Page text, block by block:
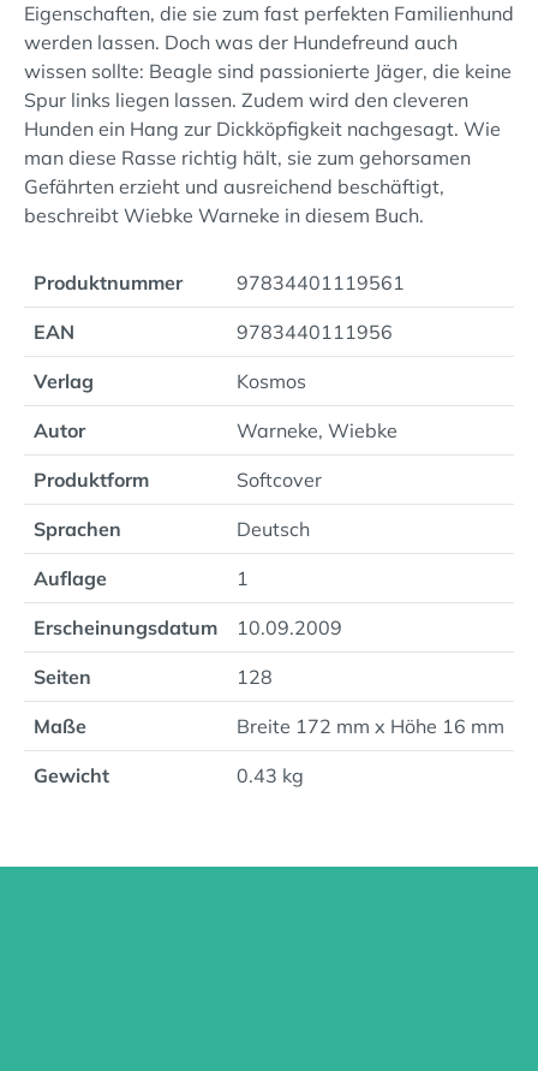
Eigenschaften, die sie zum fast perfekten Familienhund
werden lassen. Doch was der Hundefreund auch
wissen sollte: Beagle sind passionierte Jäger, die keine
Spur links liegen lassen. Zudem wird den cleveren
Hunden ein Hang zur Dickköpfigkeit nachgesagt. Wie
man diese Rasse richtig hält, sie zum gehorsamen
Gefährten erzieht und ausreichend beschäftigt,
beschreibt Wiebke Warneke in diesem Buch.
Produktnummer 97834401119561
EAN 9783440111956
Verlag Kosmos
Autor Warneke, Wiebke
Produktform Softcover
Sprachen Deutsch
Auflage 1
Erscheinungsdatum 10.09.2009
Seiten 128
Maße Breite 172 mm x Höhe 16 mm
Gewicht 0.43 kg